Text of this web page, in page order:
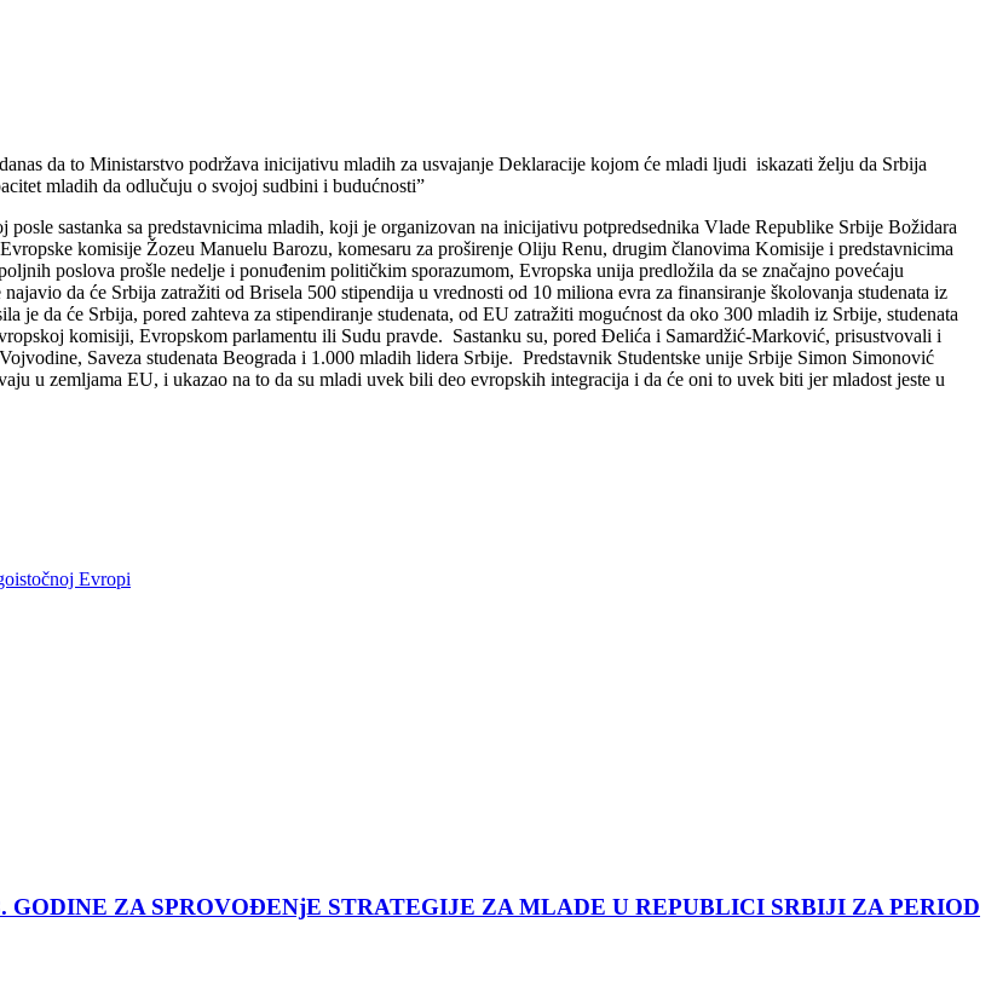
da to Ministarstvo podržava inicijativu mladih za usvajanje Deklaracije kojom će mladi ljudi iskazati želju da Srbija
mladih da odlučuju o svojoj sudbini i budućnosti”
sastanka sa predstavnicima mladih, koji je organizovan na inicijativu potpredsednika Vlade Republike Srbije Božidara
komisije Žozeu Manuelu Barozu, komesaru za proširenje Oliju Renu, drugim članovima Komisije i predstavnicima
poslova prošle nedelje i ponuđenim političkim sporazumom, Evropska unija predložila da se značajno povećaju
da će Srbija zatražiti od Brisela 500 stipendija u vrednosti od 10 miliona evra za finansiranje školovanja studenata iz
da će Srbija, pored zahteva za stipendiranje studenata, od EU zatražiti mogućnost da oko 300 mladih iz Srbije, studenata
komisiji, Evropskom parlamentu ili Sudu pravde. Sastanku su, pored Đelića i Samardžić-Marković, prisustvovali i
Saveza studenata Beograda i 1.000 mladih lidera Srbije. Predstavnik Studentske unije Srbije Simon Simonović
u zemljama EU, i ukazao na to da su mladi uvek bili deo evropskih integracija i da će oni to uvek biti jer mladost jeste u
Evropi
GODINE ZA SPROVOĐENjE STRATEGIJE ZA MLADE U REPUBLICI SRBIJI ZA PERIOD